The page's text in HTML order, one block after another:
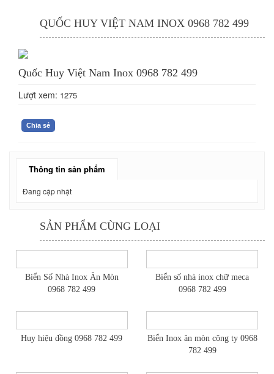
QUỐC HUY VIỆT NAM INOX 0968 782 499
Quốc Huy Việt Nam Inox 0968 782 499
Lượt xem: 1275
Chia sẻ
Thông tin sản phẩm
Đang cập nhật
SẢN PHẨM CÙNG LOẠI
Biển Số Nhà Inox Ăn Mòn
0968 782 499
Biển số nhà inox chữ meca
0968 782 499
Huy hiệu đồng 0968 782 499
Biển Inox ăn mòn công ty 0968
782 499